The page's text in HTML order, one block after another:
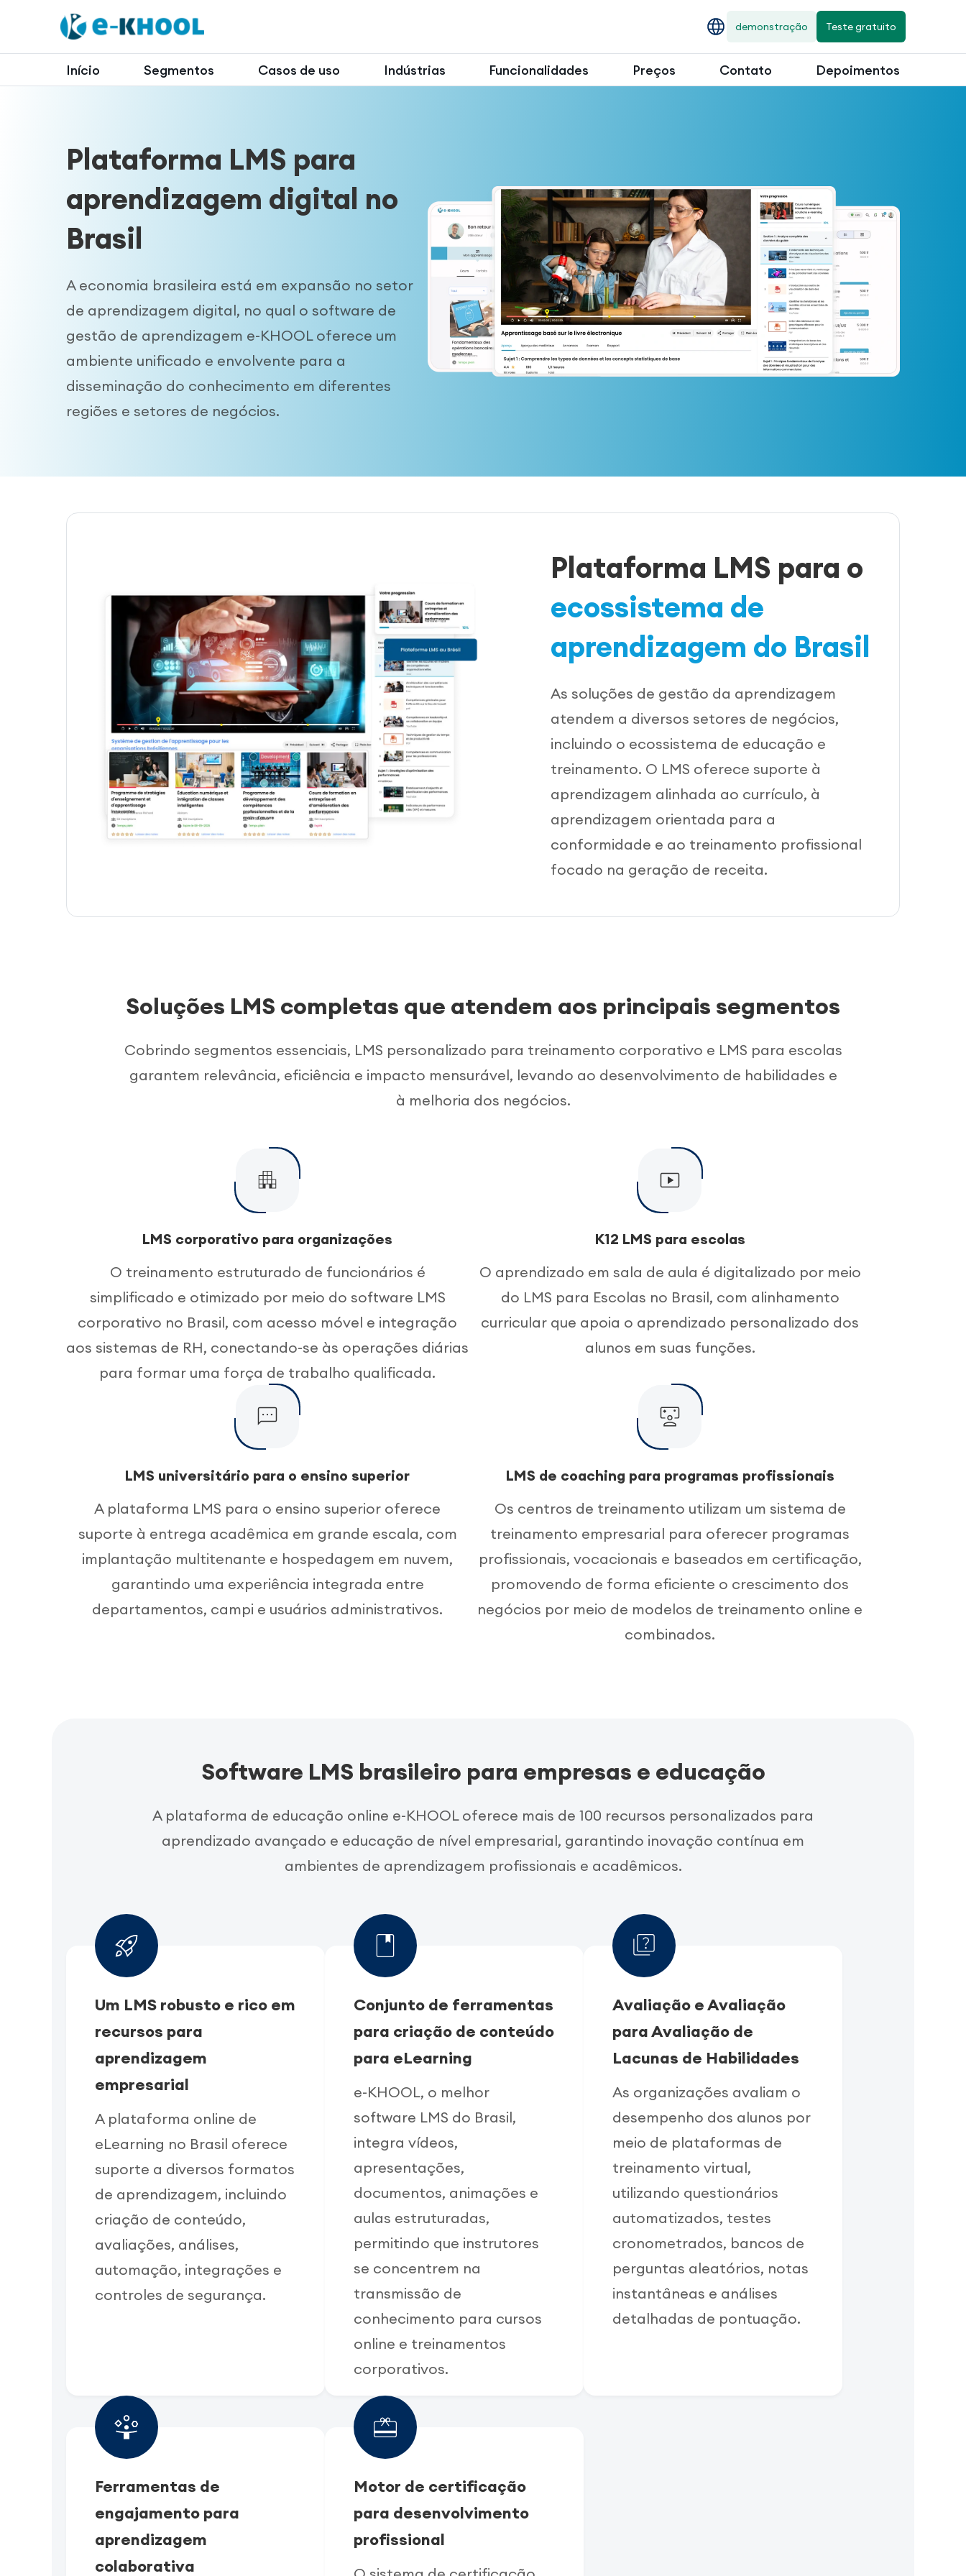
demonstração Teste gratuito
Início Segmentos Casos de uso Indústrias Funcionalidades Preços Contato Depoimentos
Plataforma LMS para
aprendizagem digital no
Brasil
A economia brasileira está em expansão no setor
de aprendizagem digital, no qual o software de
gestão de aprendizagem e-KHOOL oferece um
ambiente unificado e envolvente para a
disseminação do conhecimento em diferentes
regiões e setores de negócios.
Plataforma LMS para o
ecossistema de
aprendizagem do Brasil
As soluções de gestão da aprendizagem
atendem a diversos setores de negócios,
incluindo o ecossistema de educação e
treinamento. O LMS oferece suporte à
aprendizagem alinhada ao currículo, à
aprendizagem orientada para a
conformidade e ao treinamento profissional
focado na geração de receita.
Soluções LMS completas que atendem aos principais segmentos
Cobrindo segmentos essenciais, LMS personalizado para treinamento corporativo e LMS para escolas
garantem relevância, eficiência e impacto mensurável, levando ao desenvolvimento de habilidades e
à melhoria dos negócios.
LMS corporativo para organizações
O treinamento estruturado de funcionários é
simplificado e otimizado por meio do software LMS
corporativo no Brasil, com acesso móvel e integração
aos sistemas de RH, conectando-se às operações diárias
para formar uma força de trabalho qualificada.
K12 LMS para escolas
O aprendizado em sala de aula é digitalizado por meio
do LMS para Escolas no Brasil, com alinhamento
curricular que apoia o aprendizado personalizado dos
alunos em suas funções.
LMS universitário para o ensino superior
A plataforma LMS para o ensino superior oferece
suporte à entrega acadêmica em grande escala, com
implantação multitenante e hospedagem em nuvem,
garantindo uma experiência integrada entre
departamentos, campi e usuários administrativos.
LMS de coaching para programas profissionais
Os centros de treinamento utilizam um sistema de
treinamento empresarial para oferecer programas
profissionais, vocacionais e baseados em certificação,
promovendo de forma eficiente o crescimento dos
negócios por meio de modelos de treinamento online e
combinados.
Software LMS brasileiro para empresas e educação
A plataforma de educação online e-KHOOL oferece mais de 100 recursos personalizados para
aprendizado avançado e educação de nível empresarial, garantindo inovação contínua em
ambientes de aprendizagem profissionais e acadêmicos.
Um LMS robusto e rico em
recursos para
aprendizagem
empresarial
A plataforma online de
eLearning no Brasil oferece
suporte a diversos formatos
de aprendizagem, incluindo
criação de conteúdo,
avaliações, análises,
automação, integrações e
controles de segurança.
Conjunto de ferramentas
para criação de conteúdo
para eLearning
e-KHOOL, o melhor
software LMS do Brasil,
integra vídeos,
apresentações,
documentos, animações e
aulas estruturadas,
permitindo que instrutores
se concentrem na
transmissão de
conhecimento para cursos
online e treinamentos
corporativos.
Avaliação e Avaliação
para Avaliação de
Lacunas de Habilidades
As organizações avaliam o
desempenho dos alunos por
meio de plataformas de
treinamento virtual,
utilizando questionários
automatizados, testes
cronometrados, bancos de
perguntas aleatórios, notas
instantâneas e análises
detalhadas de pontuação.
Ferramentas de
engajamento para
aprendizagem
colaborativa
Motor de certificação
para desenvolvimento
profissional